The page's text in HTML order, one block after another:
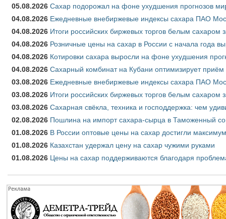
05.08.2026 Сахар подорожал на фоне ухудшения прогнозов
04.08.2026 Ежедневные внебиржевые индексы сахара ПАО
04.08.2026 Итоги российских биржевых торгов белым сахаром
04.08.2026 Розничные цены на сахар в России с начала года
04.08.2026 Котировки сахара выросли на фоне ухудшения
04.08.2026 Сахарный комбинат на Кубани оптимизирует приём
03.08.2026 Ежедневные внебиржевые индексы сахара ПАО
03.08.2026 Итоги российских биржевых торгов белым сахаром
03.08.2026 Сахарная свёкла, техника и господдержка: чем
02.08.2026 Пошлина на импорт сахара-сырца в Таможенный
01.08.2026 В России оптовые цены на сахар достигли
01.08.2026 Казахстан удержал цену на сахар чужими руками
01.08.2026 Цены на сахар поддерживаются благодаря